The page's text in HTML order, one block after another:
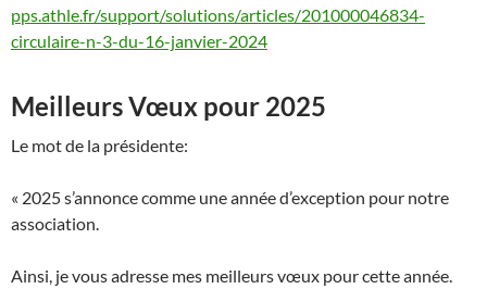
pps.athle.fr/support/solutions/articles/201000046834-
circulaire-n-3-du-16-janvier-2024
Meilleurs Vœux pour 2025
Le mot de la présidente:
« 2025 s’annonce comme une année d’exception pour notre
association.
Ainsi, je vous adresse mes meilleurs vœux pour cette année.